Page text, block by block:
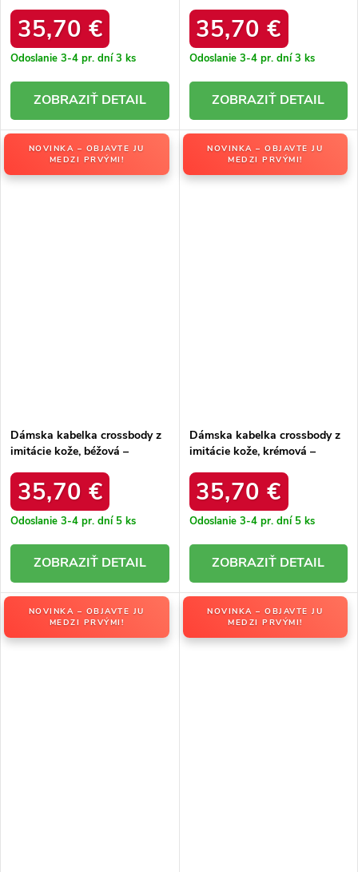
CHOCOLAT
35,70 €
Odoslanie 3-4 pr. dní3 ks
DETAIL
/ F9948 ROSE
35,70 €
Odoslanie 3-4 pr. dní3 ks
DETAIL
NOVINKA – OBJAVTE JU
MEDZI PRVÝMI!
Dámska kabelka crossbody z
imitácie kože, béžová –
/ F9948 BEIGE
35,70 €
Odoslanie 3-4 pr. dní 5 ks
DETAIL
NOVINKA – OBJAVTE JU
MEDZI PRVÝMI!
Dámska kabelka crossbody z
imitácie kože, krémová –
/ F9948 ECRU
35,70 €
Odoslanie 3-4 pr. dní 5 ks
DETAIL
NOVINKA – OBJAVTE JU
MEDZI PRVÝMI!
NOVINKA – OBJAVTE JU
MEDZI PRVÝMI!